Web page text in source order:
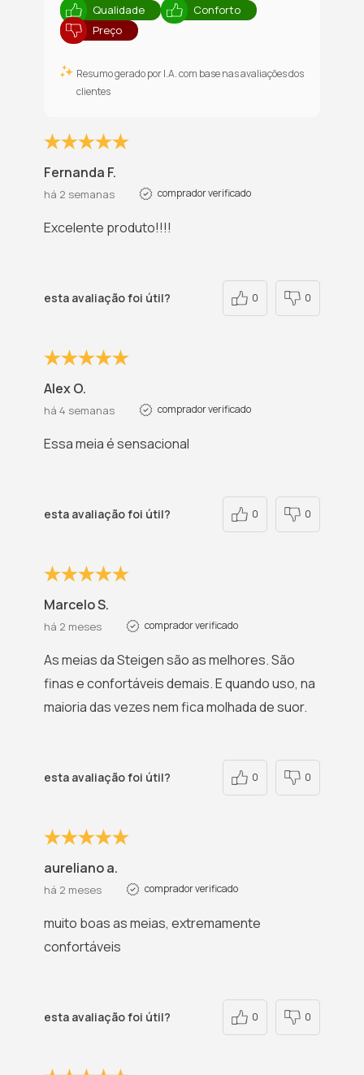
Qualidade
Conforto
Preço
Resumo gerado por I.A. com base nas avaliações dos
clientes
Fernanda F.
há 2 semanas comprador verificado
Excelente produto!!!!
esta avaliação foi útil? 0 0
Alex O.
há 4 semanas comprador verificado
Essa meia é sensacional
esta avaliação foi útil? 0 0
Marcelo S.
há 2 meses comprador verificado
As meias da Steigen são as melhores. São
finas e confortáveis demais. E quando uso, na
maioria das vezes nem fica molhada de suor.
esta avaliação foi útil? 0 0
aureliano a.
há 2 meses comprador verificado
muito boas as meias, extremamente
confortáveis
esta avaliação foi útil? 0 0